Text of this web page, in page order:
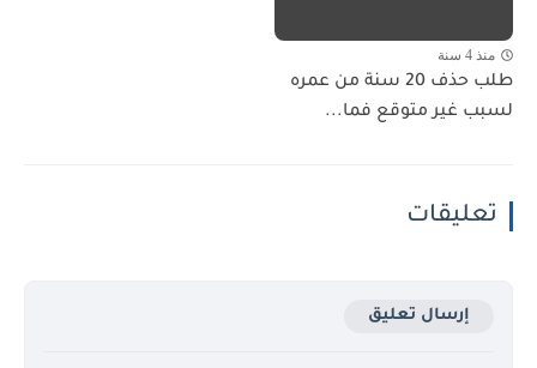
منذ 4 سنة
طلب حذف 20 سنة من عمره
لسبب غير متوقع فما...
تعليقات
إرسال تعليق